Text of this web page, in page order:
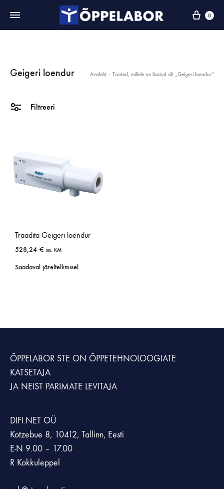
0
Geigeri loendur Avaleht - Tooted, millele on lisatud silt „Geigeri loendur“
Filtreeri
Traadita Geigeri loendur
528,24 € sis. KM
Saadaval järeltellimisel
ÕPPELABOR STE ON ÕPPETEHNOLOOGIATE
KATSETAJA
JA NEIST PARIMATE LEVITAJA
DIFI.NET OÜ
Kotzebue 8, 10412, Tallinn, Eesti
E-N 9.00 – 17.00
R Kokkuleppel